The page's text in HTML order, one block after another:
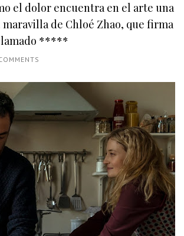
el dolor encuentra en el arte una
maravilla de Chloé Zhao, que firma
*****